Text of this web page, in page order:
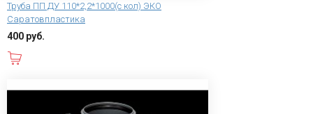
Труба ПП ДУ 110*2,2*1000(с кол) ЭКО
Саратовпластика
400 руб.